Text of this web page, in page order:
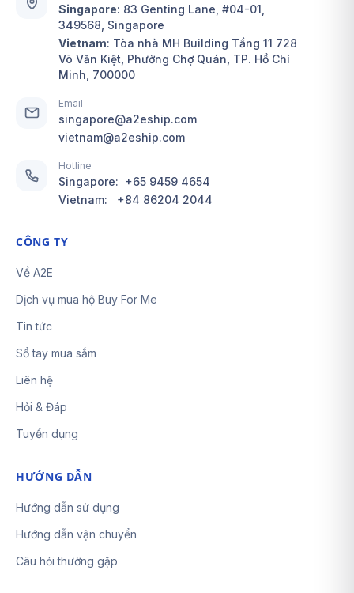
Singapore: 83 Genting Lane, #04-01,
349568, Singapore
Vietnam: Tòa nhà MH Building Tầng 11 728
Võ Văn Kiệt, Phường Chợ Quán, TP. Hồ Chí
Minh, 700000
Email
singapore@a2eship.com
vietnam@a2eship.com
Hotline
Singapore: +65 9459 4654
Vietnam: +84 86204 2044
CÔNG TY
Về A2E
Dịch vụ mua hộ Buy For Me
Tin tức
Sổ tay mua sắm
Liên hệ
Hỏi & Đáp
Tuyển dụng
HƯỚNG DẪN
Hướng dẫn sử dụng
Hướng dẫn vận chuyển
Câu hỏi thường gặp